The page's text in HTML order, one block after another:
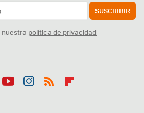
SUSCRIBIR
política de privacidad